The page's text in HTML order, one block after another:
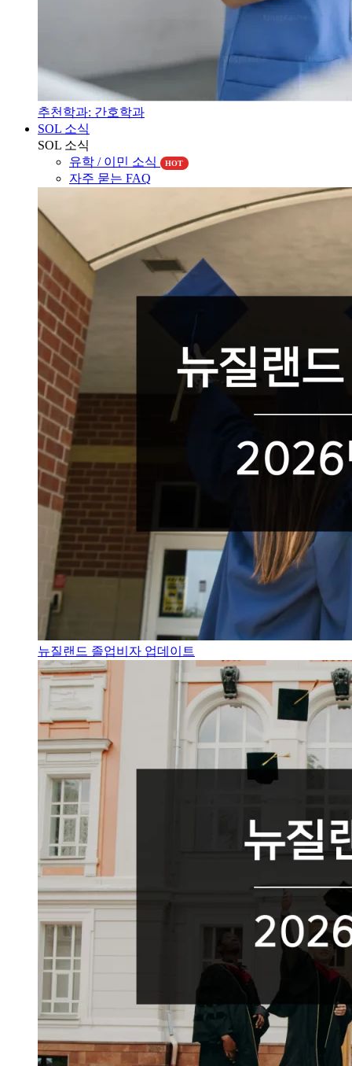
추천학과: 간호학과
SOL 소식
SOL 소식
유학 / 이민 소식
자주 묻는 FAQ
뉴질랜드 졸업비자 업데이트